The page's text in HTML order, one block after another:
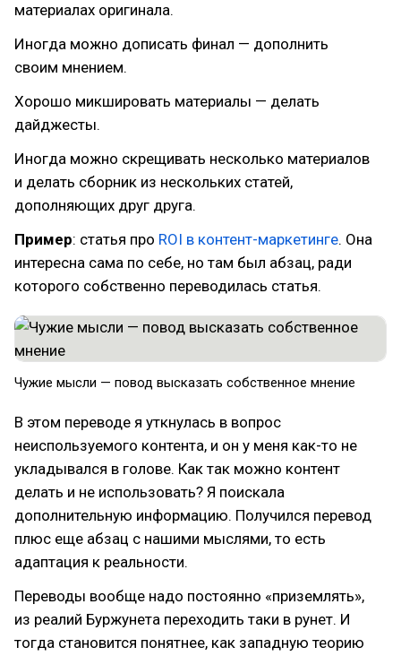
материалах оригинала.
Иногда можно дописать финал — дополнить
своим мнением.
Хорошо микшировать материалы — делать
дайджесты.
Иногда можно скрещивать несколько материалов
и делать сборник из нескольких статей,
дополняющих друг друга.
Пример: статья про ROI в контент-маркетинге. Она
интересна сама по себе, но там был абзац, ради
которого собственно переводилась статья.
Чужие мысли — повод высказать собственное мнение
В этом переводе я уткнулась в вопрос
неиспользуемого контента, и он у меня как-то не
укладывался в голове. Как так можно контент
делать и не использовать? Я поискала
дополнительную информацию. Получился перевод
плюс еще абзац с нашими мыслями, то есть
адаптация к реальности.
Переводы вообще надо постоянно «приземлять»,
из реалий Буржунета переходить таки в рунет. И
тогда становится понятнее, как западную теорию